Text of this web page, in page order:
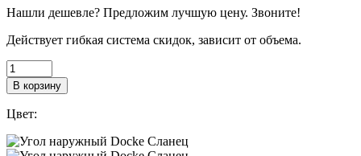
Нашли дешевле? Предложим лучшую цену. Звоните!
Действует гибкая система скидок, зависит от объема.
В корзину
Цвет: